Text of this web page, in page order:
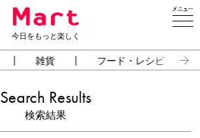
今日をもっと楽しく
雑貨 フード・レシピ
Search Results
検索結果